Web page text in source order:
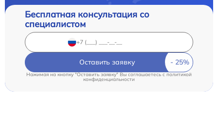
Бесплатная консультация со
специалистом
Оставить заявку
Нажимая на кнопку "Оставить заявку" Вы соглашаетесь cполитикой
конфиденциальности